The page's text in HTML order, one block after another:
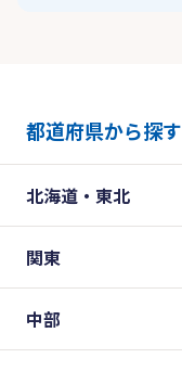
都道府県から探す
北海道・東北
関東
中部